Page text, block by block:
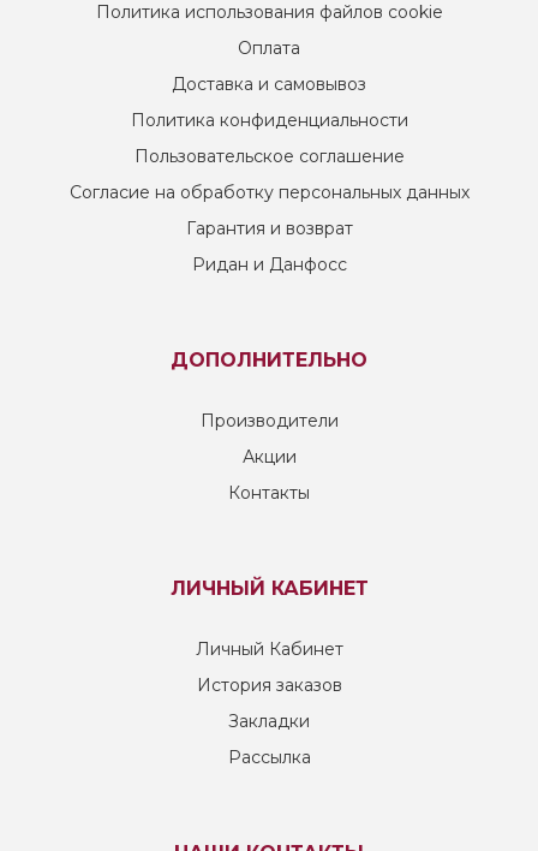
Политика использования файлов cookie
Оплата
Доставка и самовывоз
Политика конфиденциальности
Пользовательское соглашение
Согласие на обработку персональных данных
Гарантия и возврат
Ридан и Данфосс
ДОПОЛНИТЕЛЬНО
Производители
Акции
Контакты
ЛИЧНЫЙ КАБИНЕТ
Личный Кабинет
История заказов
Закладки
Рассылка